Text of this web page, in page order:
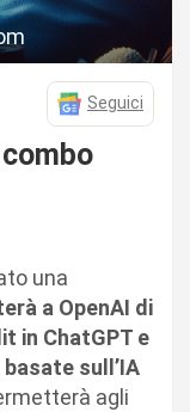
Seguici
una
a OpenAI di
in ChatGPT e
sull’IA
agli